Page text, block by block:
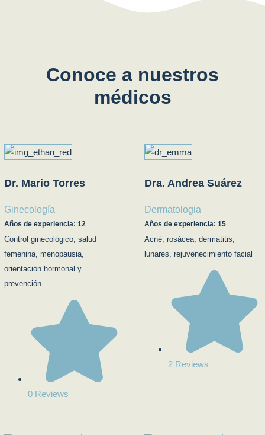
Conoce a nuestros
médicos
Dr. Mario Torres
Ginecología
Años de experiencia: 12
Control ginecológico, salud
femenina, menopausia,
orientación hormonal y
prevención.
0 Reviews
Dra. Andrea Suárez
Dermatologia
Años de experiencia: 15
Acné, rosácea, dermatitis,
lunares, rejuvenecimiento facial
2 Reviews